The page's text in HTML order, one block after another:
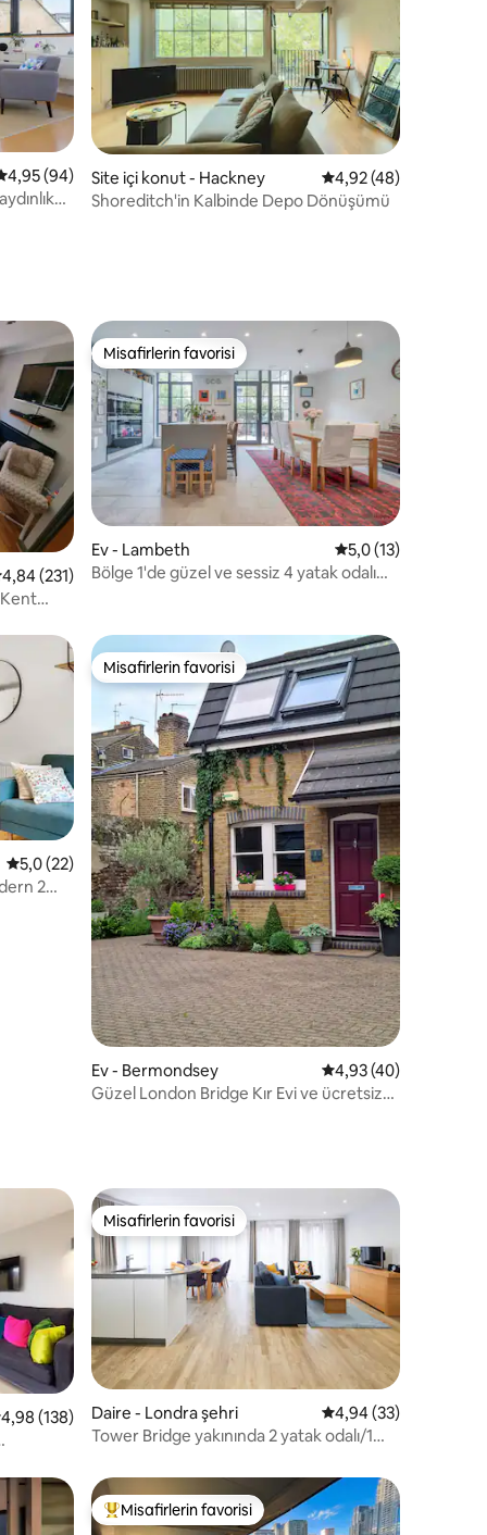
üzerinden ortalama 4,95 puan, 94 değerlendirme
4,95 (94)
Site içi konut - Hackney 5 üzerinden
4,92 (48)
Shoreditch'in Kalbinde Depo Dönüşümü
ortalama 4,84 puan, 231 değerlendirme
4,84 (231)
Misafirlerin favorisi
Misafirlerin favorisi
Ev - Lambeth 5 üzerinden
5,0 (13)
Bölge 1'de güzel ve sessiz 4 yatak odalı
arasında
5 üzerinden ortalama 5,0 puan, 22 değerlendirme
5,0 (22)
2
Misafirlerin favorisi
Misafirlerin favorisi
Ev - Bermondsey 5 üzerinden
4,93 (40)
Güzel London Bridge Kır Evi ve ücretsiz
arasında
ortalama 4,98 puan, 138 değerlendirme
4,98 (138)
Misafirlerin favorisi
Misafirlerin favorisi
Daire - Londra şehri 5 üzerinden
4,94 (33)
Tower Bridge yakınında 2 yatak odalı/1
Misafirlerin favorilerinden en beğenilenler arasında
Misafirlerin favorisi